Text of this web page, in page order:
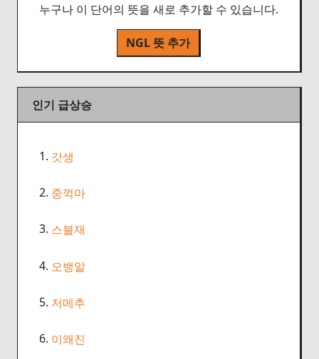
누구나 이 단어의 뜻을 새로 추가할 수 있습니다.
NGL 뜻 추가
인기 급상승
1. 갓생
2. 중꺽마
3. 스블재
4. 오뱅알
5. 저메추
6. 이왜진